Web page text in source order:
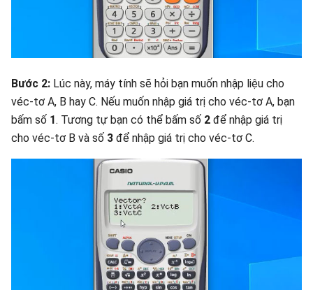
Bước 2: Lúc này, máy tính sẽ hỏi bạn muốn nhập liệu cho
véc-tơ A, B hay C. Nếu muốn nhập giá trị cho véc-tơ A, bạn
bấm số 1. Tương tự bạn có thể bấm số 2 để nhập giá trị
cho véc-tơ B và số 3 để nhập giá trị cho véc-tơ C.